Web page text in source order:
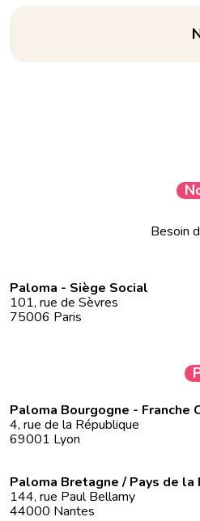
Besoin
Paloma - Siège Social
101, rue de Sèvres
75006 Paris
Paloma Bourgogne - Franche
4, rue de la République
69001 Lyon
Paloma Bretagne / Pays de
144, rue Paul Bellamy
44000 Nantes